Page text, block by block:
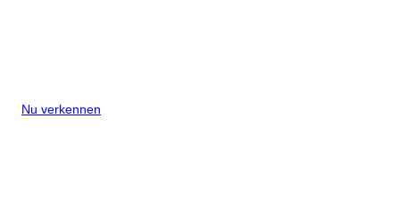
Nu verkennen